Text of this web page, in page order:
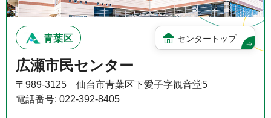
青葉区 センタートップ
広瀬市民センター
〒989-3125 仙台市青葉区下愛子字観音堂5
電話番号: 022-392-8405